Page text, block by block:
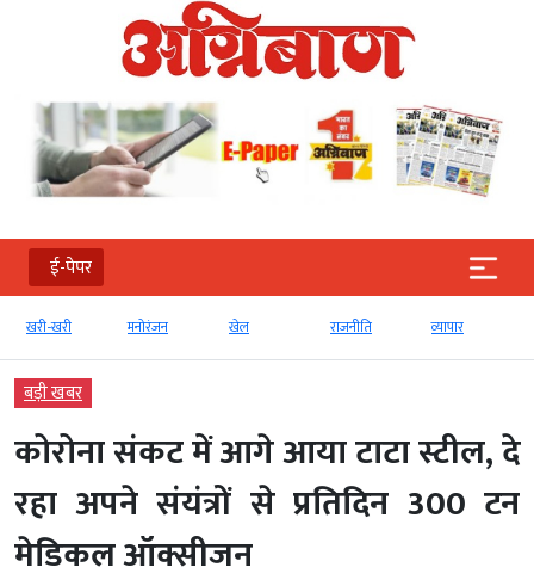
ई-पेपर
खरी-खरी मनोरंजन खेल राजनीति व्‍यापार
बड़ी खबर
कोरोना संकट में आगे आया टाटा स्टील, दे
रहा अपने संयंत्रों से प्रतिदिन 300 टन
मेडिकल ऑक्सीजन